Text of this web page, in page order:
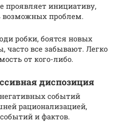
проявляет инициативу,
возможных проблем.
робки, боятся новых
часто все забывают. Легко
от кого-либо.
диспозиция
событий
рационализацией,
и фактов.